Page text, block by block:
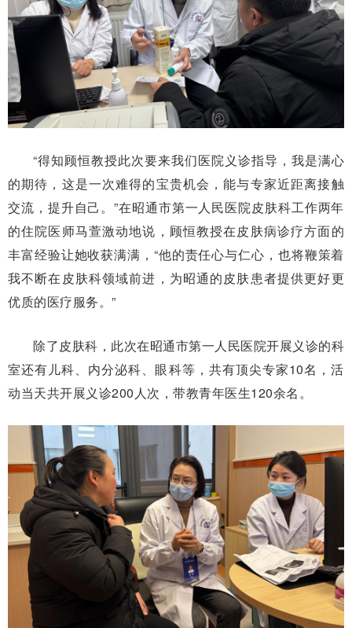
“得知顾恒教授此次要来我们医院义诊指导，我是满心
的期待，这是一次难得的宝贵机会，能与专家近距离接触
交流，提升自己。”在昭通市第一人民医院皮肤科工作两年
的住院医师马萱激动地说，顾恒教授在皮肤病诊疗方面的
丰富经验让她收获满满，“他的责任心与仁心，也将鞭策着
我不断在皮肤科领域前进，为昭通的皮肤患者提供更好更
优质的医疗服务。”
除了皮肤科，此次在昭通市第一人民医院开展义诊的科
室还有儿科、内分泌科、眼科等，共有顶尖专家10名，活
动当天共开展义诊200人次，带教青年医生120余名。